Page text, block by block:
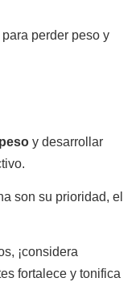
y desarrollar
son su prioridad, el
¡considera
fortalece y tonifica